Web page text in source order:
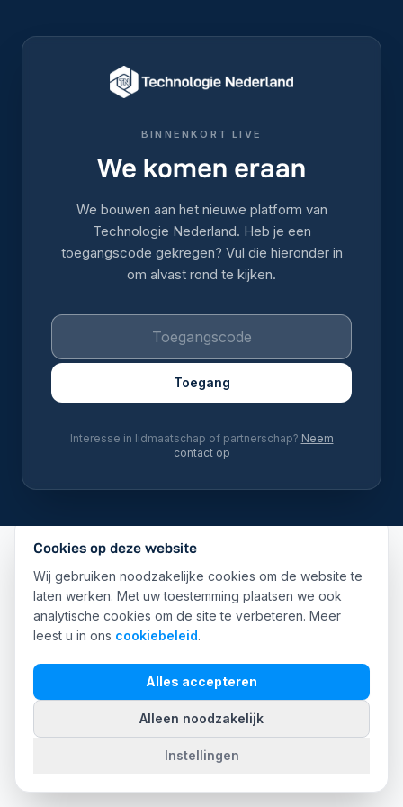
BINNENKORT LIVE
We komen eraan
We bouwen aan het nieuwe platform van
Technologie Nederland. Heb je een
toegangscode gekregen? Vul die hieronder in
om alvast rond te kijken.
Toegang
Interesse in lidmaatschap of partnerschap? Neem
contact op
Cookies op deze website
Wij gebruiken noodzakelijke cookies om de website te
laten werken. Met uw toestemming plaatsen we ook
analytische cookies om de site te verbeteren. Meer
leest u in ons cookiebeleid.
Alles accepteren
Alleen noodzakelijk
Instellingen